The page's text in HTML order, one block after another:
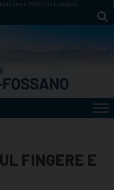
Croce (Edith) Stein, vergine
FINGERE E